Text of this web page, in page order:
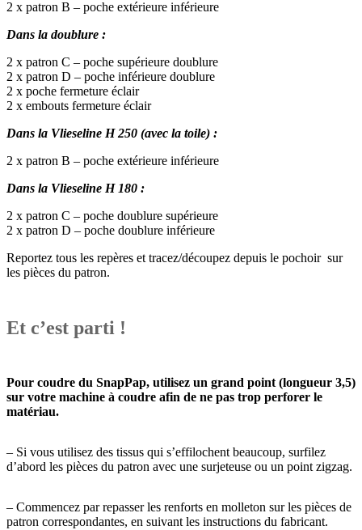
2 x patron B – poche extérieure inférieure
Dans la doublure :
2 x patron C – poche supérieure doublure
2 x patron D – poche inférieure doublure
2 x poche fermeture éclair
2 x embouts fermeture éclair
Dans la Vlieseline H 250 (avec la toile) :
2 x patron B – poche extérieure inférieure
Dans la Vlieseline H 180 :
2 x patron C – poche doublure supérieure
2 x patron D – poche doublure inférieure
Reportez tous les repères et tracez/découpez depuis le pochoir sur
les pièces du patron.
Et c’est parti !
Pour coudre du SnapPap, utilisez un grand point (longueur 3,5)
sur votre machine à coudre afin de ne pas trop perforer le
matériau.
– Si vous utilisez des tissus qui s’effilochent beaucoup, surfilez
d’abord les pièces du patron avec une surjeteuse ou un point zigzag.
– Commencez par repasser les renforts en molleton sur les pièces de
patron correspondantes, en suivant les instructions du fabricant.